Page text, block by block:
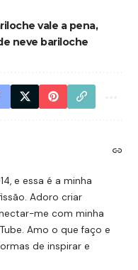
vale a pena
neve bariloche
e essa é a minha
Adoro criar
me com minha
Amo o que faço e
de inspirar e